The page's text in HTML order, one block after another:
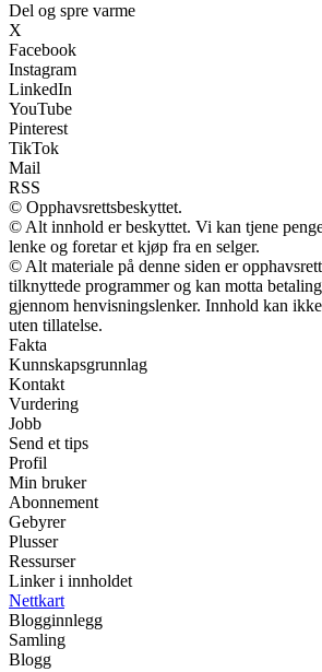
Del og spre varme
X
Facebook
Instagram
LinkedIn
YouTube
Pinterest
TikTok
Mail
RSS
© Opphavsrettsbeskyttet.
© Alt innhold er beskyttet. Vi kan tjene
lenke og foretar et kjøp fra en selger.
© Alt materiale på denne siden er
tilknyttede programmer og kan motta
gjennom henvisningslenker. Innhold kan
uten tillatelse.
Fakta
Kunnskapsgrunnlag
Kontakt
Vurdering
Jobb
Send et tips
Profil
Min bruker
Abonnement
Gebyrer
Plusser
Ressurser
Linker i innholdet
Nettkart
Blogginnlegg
Samling
Blogg